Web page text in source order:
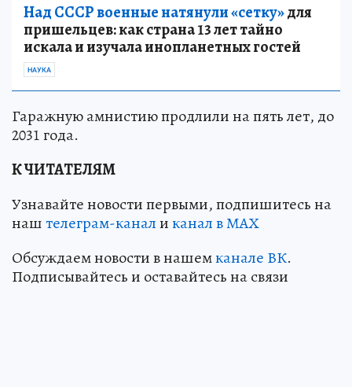
Над СССР военные натянули «сетку»для
пришельцев: как страна 13 лет тайно
искала и изучала инопланетных гостей
НАУКА
Гаражную амнистию продлили на пять лет, до
2031 года.
К ЧИТАТЕЛЯМ
Узнавайте новости первыми, подпишитесь на
наштелеграм-каналиканал в МАХ
Обсуждаем новости в нашемканале ВК.
Подписывайтесь и оставайтесь на связи